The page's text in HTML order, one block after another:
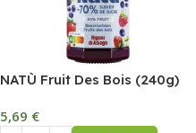
NATÙ Fruit Des Bois (240g)
5,69 €